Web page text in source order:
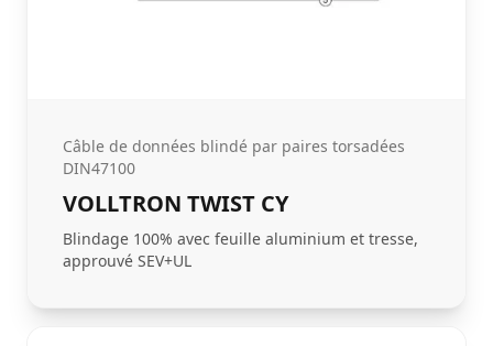
Câble de données blindé par paires torsadées
DIN47100
VOLLTRON TWIST CY
Blindage 100% avec feuille aluminium et tresse,
approuvé SEV+UL